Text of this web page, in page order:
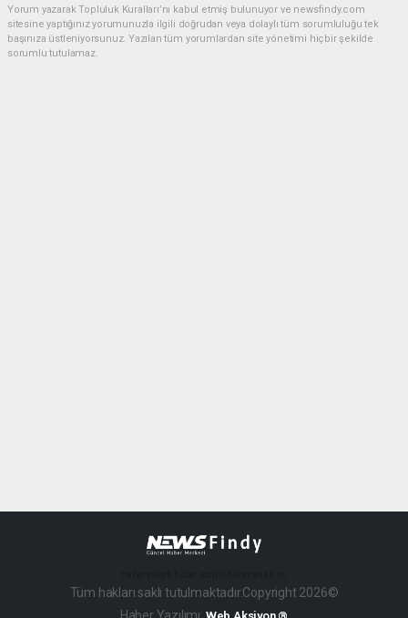
Yorum yazarak Topluluk Kuralları’nı kabul etmiş bulunuyor ve newsfindy.com
sitesine yaptığınız yorumunuzla ilgili doğrudan veya dolaylı tüm sorumluluğu tek
başınıza üstleniyorsunuz. Yazılan tüm yorumlardan site yönetimi hiçbir şekilde
sorumlu tutulamaz.
Tüm hakları saklı tutulmaktadır.Copyright 2026©